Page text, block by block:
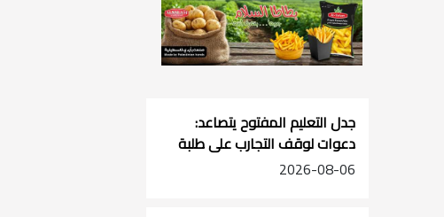
جدل التعليم المفتوح يتصاعد:
دعوات لوقف التجارب على طلبة
الصفوف الأساسية
2026-08-06